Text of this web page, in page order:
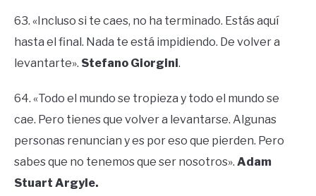
63. «Incluso si te caes, no ha terminado. Estás aquí
hasta el final. Nada te está impidiendo. De volver a
levantarte». Stefano Giorgini.
64. «Todo el mundo se tropieza y todo el mundo se
cae. Pero tienes que volver a levantarse. Algunas
personas renuncian y es por eso que pierden. Pero
sabes que no tenemos que ser nosotros». Adam
Stuart Argyle.